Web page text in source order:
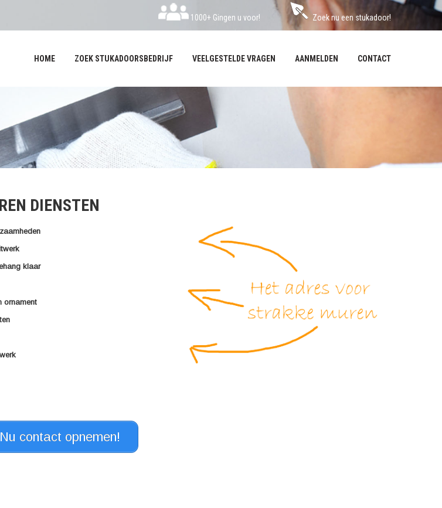
1000+ Gingen u voor! Zoek nu een stukadoor!
HOME ZOEK STUKADOORSBEDRIJF VEELGESTELDE VRAGEN AANMELDEN CONTACT
DIENSTEN
klaar
ornament
Nu contact opnemen!